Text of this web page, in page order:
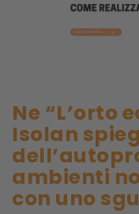
Ne “L’orto
Isolan
ambienti
con uno